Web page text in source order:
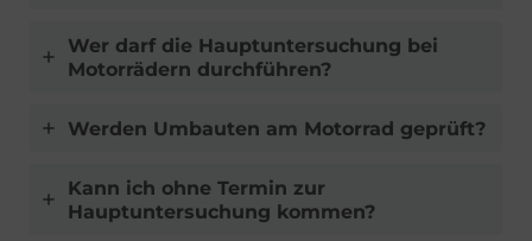
Wer darf die Hauptuntersuchung bei
Motorrädern durchführen?
Werden Umbauten am Motorrad geprüft?
Kann ich ohne Termin zur
Hauptuntersuchung kommen?